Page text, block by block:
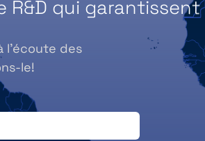
l’écoute des
le!